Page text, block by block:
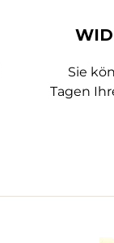
Sie
Tagen